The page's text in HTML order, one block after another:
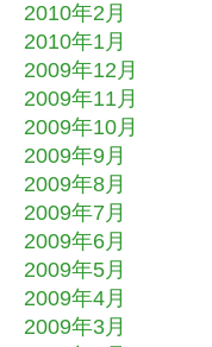
2010年2月
2010年1月
2009年12月
2009年11月
2009年10月
2009年9月
2009年8月
2009年7月
2009年6月
2009年5月
2009年4月
2009年3月